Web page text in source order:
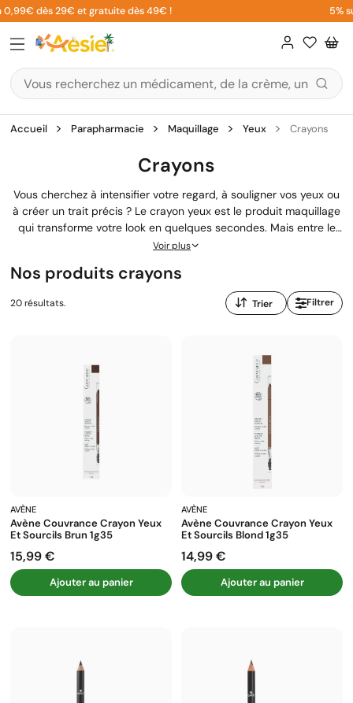
Aller
au
contenu
dès 29€ et gratuite dès 49€ ! 5%
Accueil Parapharmacie Maquillage Yeux Crayons
Crayons
Vous cherchez à intensifier votre regard, à souligner vos yeux ou
à créer un trait précis ? Le crayon yeux est le produit maquillage
qui transforme votre look en quelques secondes. Mais entre le
crayon khôl pour un regard intense, le crayon liner pour un trait
difficile de s'y retrouver. Notreparapharmacie en ligne
guide pour choisir le crayon pour les yeux adapté à vos besoins
et à la sensibilité de votre regard.
Voir plus
Nos produits crayons
20 résultats.
Trier
par
Filtrer
AVÈNE
Avène Couvrance Crayon Yeux
Et Sourcils Brun 1g35
Prix
15,99 €
Ajouter au panier
AVÈNE
Avène Couvrance Crayon Yeux
Et Sourcils Blond 1g35
Prix
14,99 €
Ajouter au panier